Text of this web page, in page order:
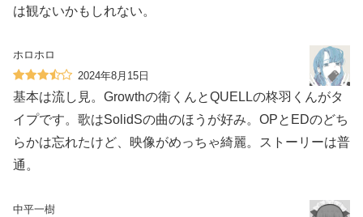
は観ないかもしれない。
ホロホロ
2024年8月15日
基本は流し見。Growthの衛くんとQUELLの柊羽くんがタ
イプです。歌はSolidSの曲のほうが好み。OPとEDのどち
らかは忘れたけど、映像がめっちゃ綺麗。ストーリーは普
通。
中平一樹